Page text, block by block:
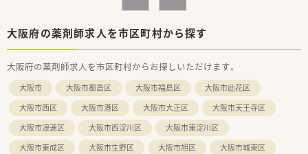
大阪府の薬剤師求人を市区町村から探す
大阪府の薬剤師求人を市区町村からお探しいただけます。
大阪市 大阪市都島区 大阪市福島区
大阪市此花区
大阪市西区
大阪市港区 大阪市大正区
大阪市天王寺区
大阪市浪速区
大阪市西淀川区
大阪市東淀川区
大阪市東成区
大阪市生野区 大阪市旭区
大阪市城東区